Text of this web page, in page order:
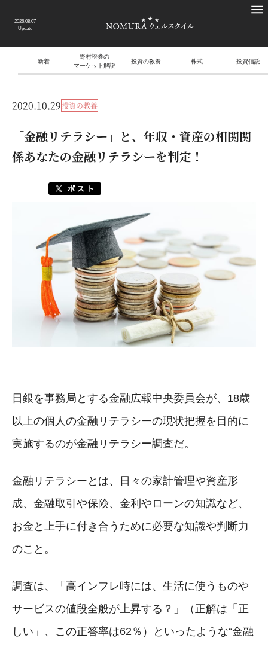
2026.08.07
Update
新着
野村證券の
マーケット解説
投資の教養 株式 投資信託
2020.10.29投資の教養
「金融リテラシー」と、年収・資産の相関関
係――あなたの金融リテラシーを判定！
日銀を事務局とする金融広報中央委員会が、18歳
以上の個人の金融リテラシーの現状把握を目的に
実施するのが金融リテラシー調査だ。
金融リテラシーとは、日々の家計管理や資産形
成、金融取引や保険、金利やローンの知識など、
お金と上手に付き合うために必要な知識や判断力
のこと。
調査は、「高インフレ時には、生活に使うものや
サービスの値段全般が上昇する？」（正解は「正
しい」、この正答率は62％）といったような“金融